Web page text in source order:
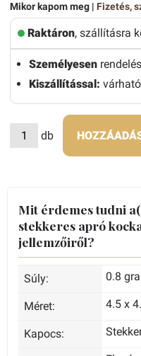
Mikor kapom meg | Fizetés,
Raktáron, szállításra
Személyesen
Kiszállítással:
db
Mit érdemes tudni
stekkeres apró
jellemzőiről?
Súly: 0.8
Méret: 4.5 x
Kapocs: